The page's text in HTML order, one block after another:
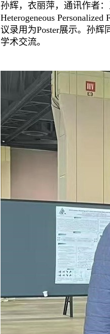
孙辉，衣丽萍，通讯作者
Heterogeneous Personalized
议录用为Poster展示。孙辉
学术交流。